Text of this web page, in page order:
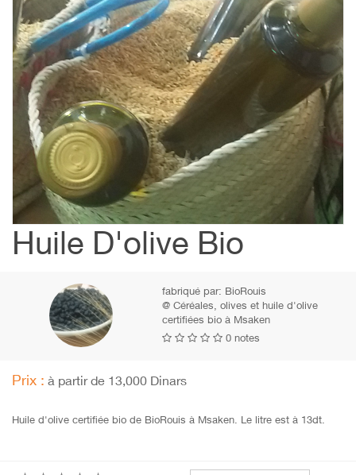
Huile D'olive Bio
fabriqué par: BioRouis
@ Céréales, olives et huile d'olive
certifiées bio à Msaken
0 notes
Prix : à partir de 13,000 Dinars
Huile d'olive certifiée bio de BioRouis à Msaken. Le litre est à 13dt.